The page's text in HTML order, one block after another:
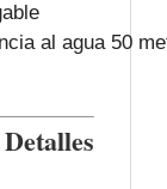
al agua 50